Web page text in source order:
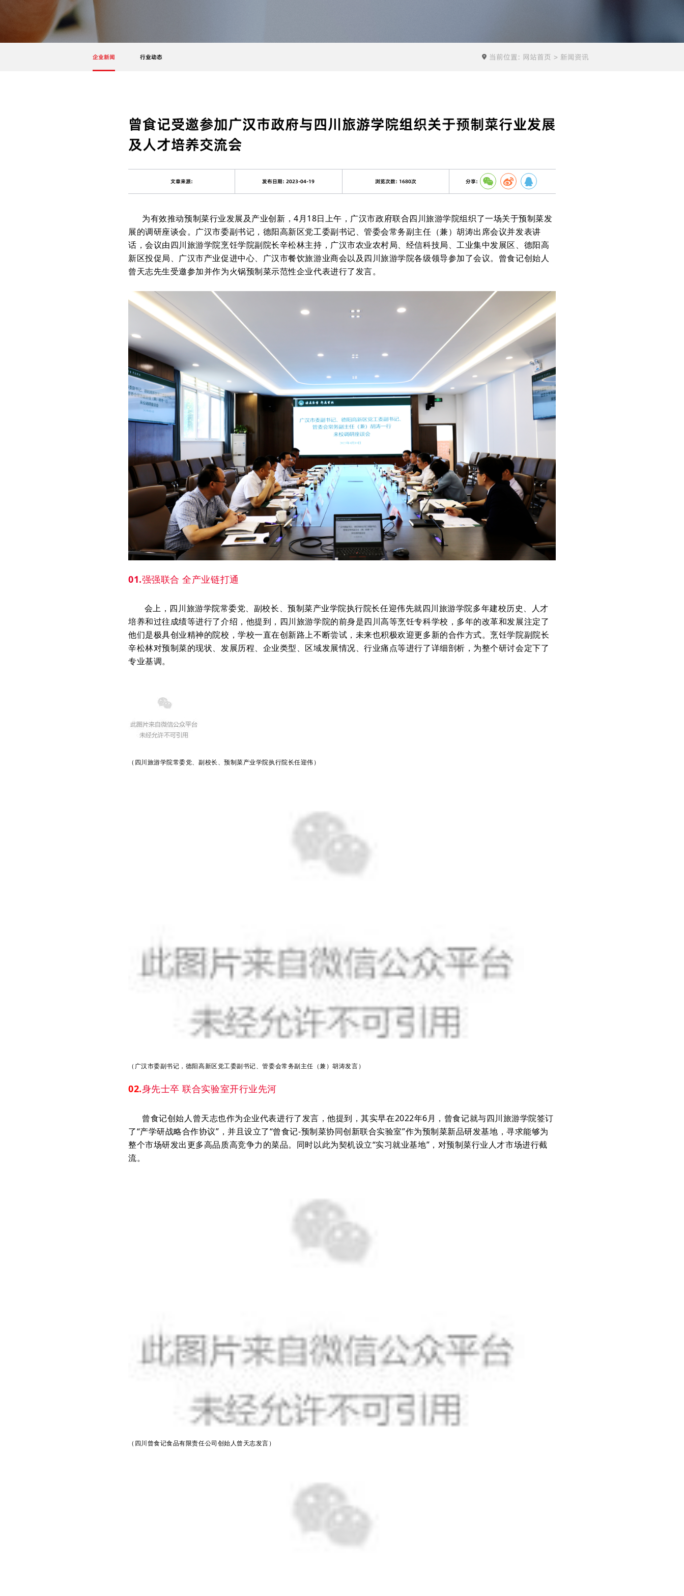
企业新闻 行业动态 当前位置: 网站首页 新闻资讯
曾食记受邀参加广汉市政府与四川旅游学院组织关于预制菜行业发展
及人才培养交流会
文章来源: 发布日期: 2023-04-19 浏览次数: 1680次 分享:
为有效推动预制菜行业发展及产业创新，4月18日上午，广汉市政府联合四川旅游学院组织了一场关于预制菜发
展的调研座谈会。广汉市委副书记，德阳高新区党工委副书记、管委会常务副主任（兼）胡涛出席会议并发表讲
话，会议由四川旅游学院烹饪学院副院长辛松林主持，广汉市农业农村局、经信科技局、工业集中发展区、德阳高
新区投促局、广汉市产业促进中心、广汉市餐饮旅游业商会以及四川旅游学院各级领导参加了会议。曾食记创始人
曾天志先生受邀参加并作为火锅预制菜示范性企业代表进行了发言。
01.强强联合 全产业链打通
会上，四川旅游学院常委党、副校长、预制菜产业学院执行院长任迎伟先就四川旅游学院多年建校历史、人才
培养和过往成绩等进行了介绍，他提到，四川旅游学院的前身是四川高等烹饪专科学校，多年的改革和发展注定了
他们是极具创业精神的院校，学校一直在创新路上不断尝试，未来也积极欢迎更多新的合作方式。烹饪学院副院长
辛松林对预制菜的现状、发展历程、企业类型、区域发展情况、行业痛点等进行了详细剖析，为整个研讨会定下了
专业基调。
（四川旅游学院常委党、副校长、预制菜产业学院执行院长任迎伟）
（广汉市委副书记，德阳高新区党工委副书记、管委会常务副主任（兼）胡涛发言）
02.身先士卒 联合实验室开行业先河
曾食记创始人曾天志也作为企业代表进行了发言，他提到，其实早在2022年6月，曾食记就与四川旅游学院签订
了“产学研战略合作协议”，并且设立了“曾食记-预制菜协同创新联合实验室”作为预制菜新品研发基地，寻求能够为
整个市场研发出更多高品质高竞争力的菜品。同时以此为契机设立“实习就业基地”，对预制菜行业人才市场进行截
流。
（四川曾食记食品有限责任公司创始人曾天志发言）